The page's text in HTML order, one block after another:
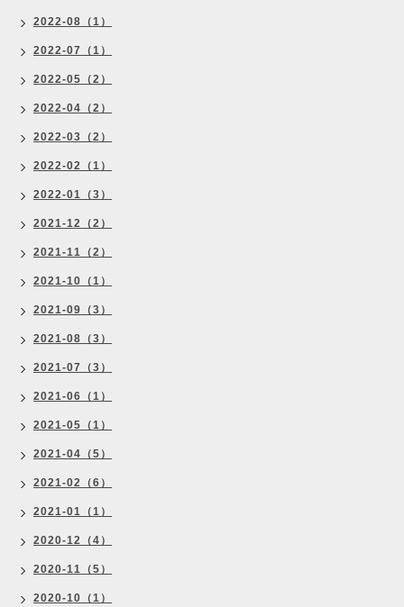
2022-08（1）
2022-07（1）
2022-05（2）
2022-04（2）
2022-03（2）
2022-02（1）
2022-01（3）
2021-12（2）
2021-11（2）
2021-10（1）
2021-09（3）
2021-08（3）
2021-07（3）
2021-06（1）
2021-05（1）
2021-04（5）
2021-02（6）
2021-01（1）
2020-12（4）
2020-11（5）
2020-10（1）